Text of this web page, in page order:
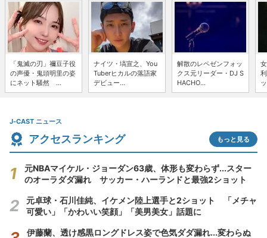
「鬼滅の刃」禰豆子役
の声優・鬼頭明里の姿
にネット騒然 ...
ナイツ・塙宣之、You
Tuberヒカルの落語家
デビュー...
解散のレペゼンフォッ
クス元リーダー・DJ S
HACHO...
J-CAST ニュース
アクセスランキング もっと見る
元NBAマイケル・ジョーダン63歳、体形も変わらず...スター
のオーラダダ漏れ サッカー・ハーランドと最強2ショット
元卓球・石川佳純、イケメン陸上選手と2ショット 「メチャ
可愛い」「かわいい笑顔」「美男美女」話題に
伊藤蘭、透け感黒ロングドレス姿で色気ダダ漏れ...変わらぬ